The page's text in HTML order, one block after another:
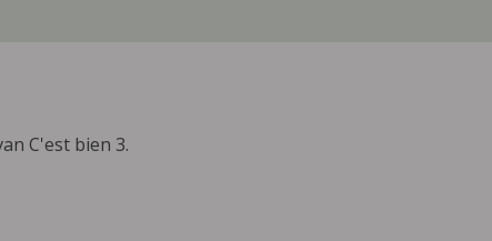
C'est bien 3.